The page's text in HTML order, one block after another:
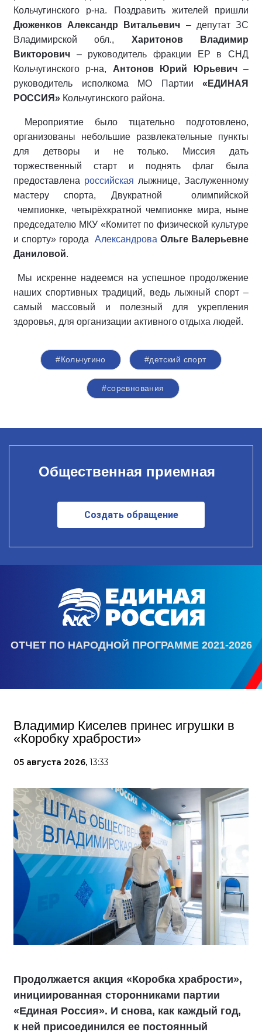
Кольчугинского р-на. Поздравить жителей пришли
Дюженков Александр Витальевич – депутат ЗС
Владимирской обл., Харитонов Владимир
Викторович – руководитель фракции ЕР в СНД
Кольчугинского р-на, Антонов Юрий Юрьевич–
руководитель исполкома МО Партии «ЕДИНАЯ
РОССИЯ» Кольчугинского района.
Мероприятие было тщательно подготовлено,
организованы небольшие развлекательные пункты
для детворы и не только. Миссия дать
торжественный старт и поднять флаг была
предоставлена российская лыжнице, Заслуженному
мастеру спорта, Двукратной олимпийской
чемпионке, четырёхкратной чемпионке мира, ныне
председателю МКУ «Комитет по физической культуре
и спорту» города Александрова Ольге Валерьевне
Даниловой.
Мы искренне надеемся на успешное продолжение
наших спортивных традиций, ведь лыжный спорт –
самый массовый и полезный для укрепления
здоровья, для организации активного отдыха людей.
#Кольчугино #детский спорт
#соревнования
Общественная приемная
Создать обращение
ОТЧЕТ ПО НАРОДНОЙ ПРОГРАММЕ 2021-2026
Владимир Киселев принес игрушки в
«Коробку храбрости»
05 августа 2026, 13:33
Продолжается акция «Коробка храбрости»,
инициированная сторонниками партии
«Единая Россия». И снова, как каждый год,
к ней присоединился ее постоянный